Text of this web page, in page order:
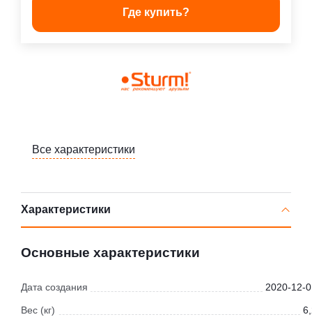
Где купить?
Все характеристики
Характеристики
Основные характеристики
Дата создания 2020-12-
Вес (кг)